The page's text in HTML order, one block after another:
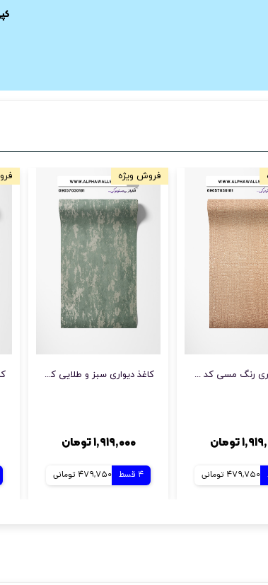
کاغذ دیواری سبز و طلایی کد 10802
۱,۹۱۹,۰۰۰ تومان
4 قسط 479,750 تومانی
فروش ویژه
کاغذ دیواری رنگ مسی کد 10255
تومان
479,750 تومانی